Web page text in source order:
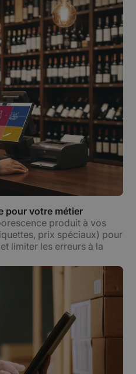
pour votre métier
produit à vos
prix spéciaux) pour
limiter les erreurs à la